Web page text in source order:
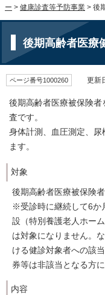
ー > 健康診査等予防事業 > 後
後期高齢者医療
ページ番号1000260 更新
後期高齢者医療被保険
査です。
身体計測、血圧測定、
ます。
対象
後期高齢者医療被保険
※受診時に継続して6か
設（特別養護老人ホー
は対象になりません。
ける健診対象者への該
券等は非該当となる方
内容